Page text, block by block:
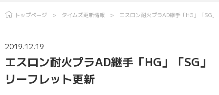
トップページ タイムズ更新情報 エスロン耐火プラAD継手「HG」「SG
2019.12.19
エスロン耐火プラAD継手「HG」「SG」
リーフレット更新